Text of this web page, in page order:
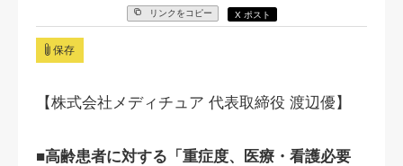
リンクをコピー X ポスト
保存
【株式会社メディチュア 代表取締役 渡辺優】
■高齢患者に対する「重症度、医療・看護必要